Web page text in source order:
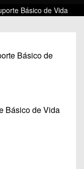
Básico de Vida
Básico de
Básico de Vida